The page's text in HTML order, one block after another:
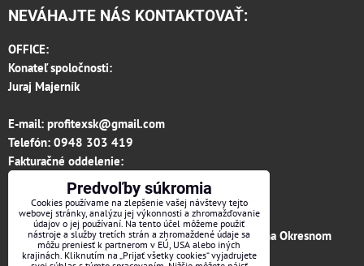
NEVÁHAJTE NÁS KONTAKTOVAŤ:
OFFICE:
Konateľ spoločnosti:
Juraj Majerník
E-mail: profitexsk@gmail.com
Telefón: 0948 303 419
Fakturačné oddelenie:
invoice.profitexsk@gmail.com
IČO: 36313157
IČ DPH: SK 2020182615
Firma je zapísaná v obchodnom registri vedenom na Okresnom
súde v Trenčíne, vložka č.12066/R odd. s.r.o.
Predvoľby súkromia
Cookies používame na zlepšenie vašej návštevy tejto
webovej stránky, analýzu jej výkonnosti a zhromažďovanie
údajov o jej používaní. Na tento účel môžeme použiť
nástroje a služby tretích strán a zhromaždené údaje sa
môžu preniesť k partnerom v EÚ, USA alebo iných
krajinách. Kliknutím na „Prijať všetky cookies“ vyjadrujete